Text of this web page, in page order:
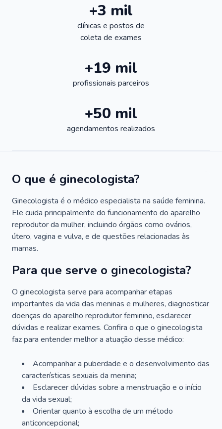
+3 mil
clínicas e postos de
coleta de exames
+19 mil
profissionais parceiros
+50 mil
agendamentos realizados
O que é ginecologista?
Ginecologista é o médico especialista na saúde feminina.
Ele cuida principalmente do funcionamento do aparelho
reprodutor da mulher, incluindo órgãos como ovários,
útero, vagina e vulva, e de questões relacionadas às
mamas.
Para que serve o ginecologista?
O ginecologista serve para acompanhar etapas
importantes da vida das meninas e mulheres, diagnosticar
doenças do aparelho reprodutor feminino, esclarecer
dúvidas e realizar exames. Confira o que o ginecologista
faz para entender melhor a atuação desse médico:
Acompanhar a puberdade e o desenvolvimento das
características sexuais da menina;
Esclarecer dúvidas sobre a menstruação e o início
da vida sexual;
Orientar quanto à escolha de um método
anticoncepcional;